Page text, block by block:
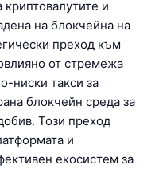
криптовалутите и
на блокчейна на
преход към
от стремежа
ниски такси за
блокчейн среда за
Този преход
и
екосистем за